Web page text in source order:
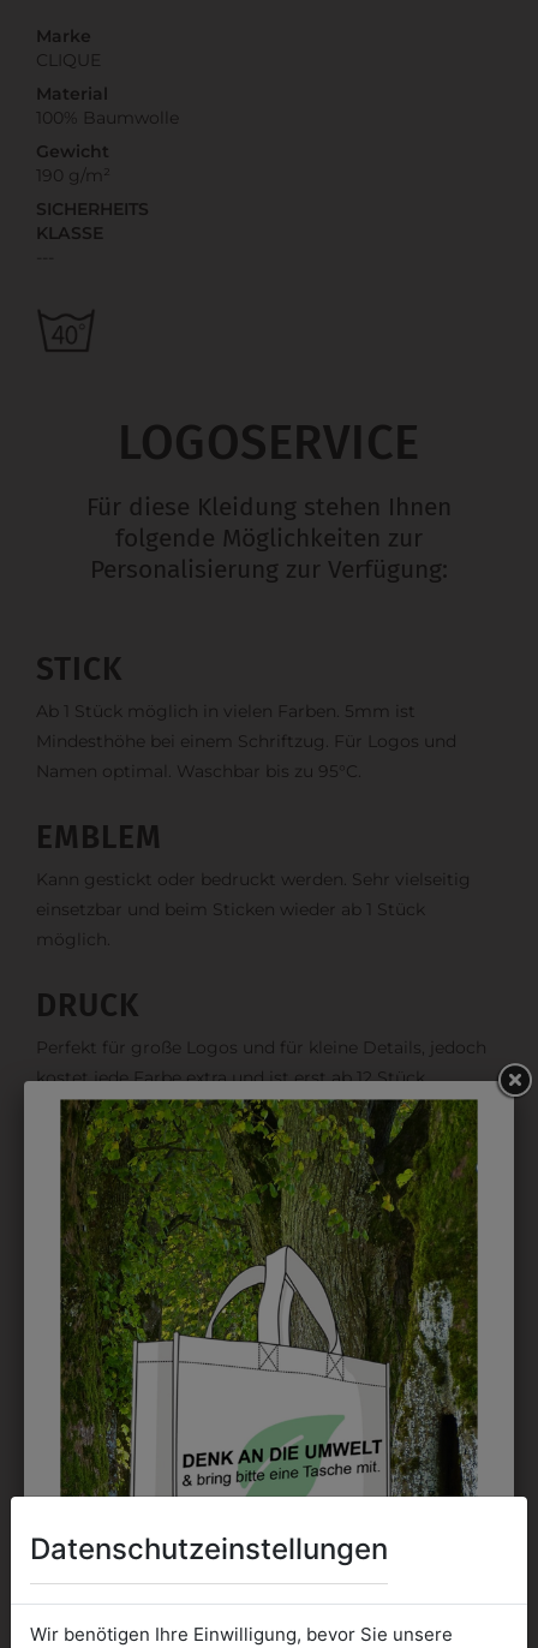
Marke
CLIQUE
Material
100% Baumwolle
Gewicht
190 g/m²
SICHERHEITS
KLASSE
LOGOSERVICE
Für diese Kleidung stehen Ihnen
folgende Möglichkeiten zur
Personalisierung zur Verfügung:
STICK
Ab 1 Stück möglich in vielen Farben. 5mm ist
Mindesthöhe bei einem Schriftzug. Für Logos und
Namen optimal. Waschbar bis zu 95°C.
EMBLEM
Kann gestickt oder bedruckt werden. Sehr vielseitig
einsetzbar und beim Sticken wieder ab 1 Stück
möglich.
DRUCK
Perfekt für große Logos und für kleine Details, jedoch
kostet jede Farbe extra und ist erst ab 12 Stück
möglich. Waschbar bis zu 60°C.
DAS KÖNNTE IHNEN
AUCH GEFALLEN
Datenschutzeinstellungen
Wir benötigen Ihre Einwilligung, bevor Sie unsere